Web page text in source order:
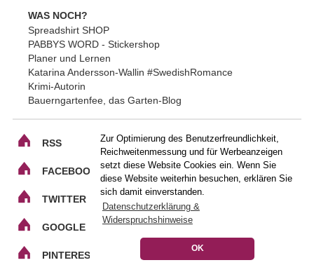
Zur Optimierung des Benutzerfreundlichkeit,
Reichweitenmessung und für Werbeanzeigen
setzt diese Website Cookies ein. Wenn Sie
diese Website weiterhin besuchen, erklären Sie
sich damit einverstanden.
Datenschutzerklärung &
Widerspruchshinweise
OK
WAS NOCH?
Spreadshirt SHOP
PABBYS WORD - Stickershop
Planer und Lernen
Katarina Andersson-Wallin #SwedishRomance
Krimi-Autorin
Bauerngartenfee, das Garten-Blog
RSS
FACEBOOK
TWITTER
GOOGLE
PINTEREST